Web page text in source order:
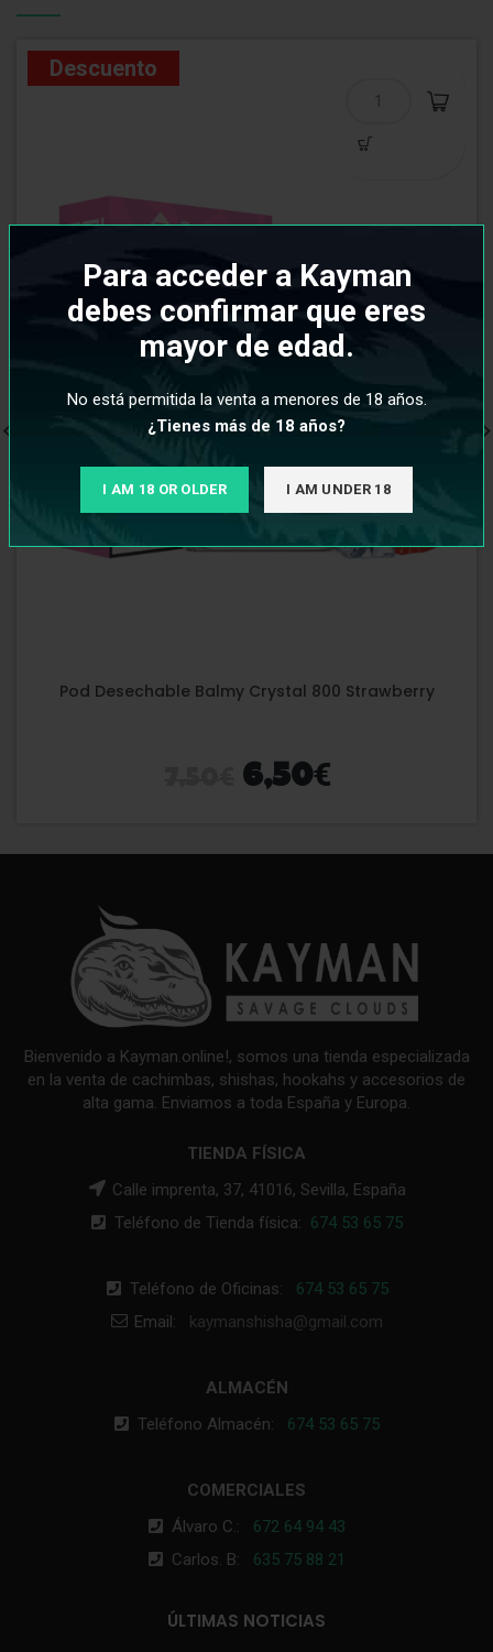
Para acceder a Kayman
debes confirmar que eres
mayor de edad.
No está permitida la venta a menores de 18 años.
¿Tienes más de 18 años?
I AM 18 OR OLDER I AM UNDER 18
Descuento
Pod Desechable Balmy Crystal 800 Strawberry
6,50€
Bienvenido a Kayman.online!, somos una tienda especializada
en la venta de cachimbas, shishas, hookahs y accesorios de
alta gama. Enviamos a toda España y Europa.
TIENDA FÍSICA
Calle imprenta, 37, 41016, Sevilla, España
Teléfono de Tienda física: 674 53 65 75
Teléfono de Oficinas: 674 53 65 75
Email: kaymanshisha@gmail.com
ALMACÉN
Teléfono Almacén: 674 53 65 75
COMERCIALES
Álvaro C.: 672 64 94 43
Carlos. B: 635 75 88 21
ÚLTIMAS NOTICIAS